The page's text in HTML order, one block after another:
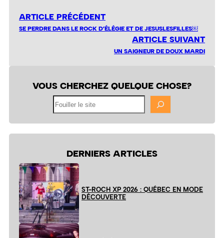
ARTICLE PRÉCÉDENT
SE PERDRE DANS LE ROCK D’ÉLÉGIE ET DE JESUSLESFILLES￼
ARTICLE SUIVANT
UN SAIGNEUR DE DOUX MARDI
VOUS CHERCHEZ QUELQUE CHOSE?
DERNIERS ARTICLES
ST-ROCH XP 2026 : QUÉBEC EN MODE
DÉCOUVERTE